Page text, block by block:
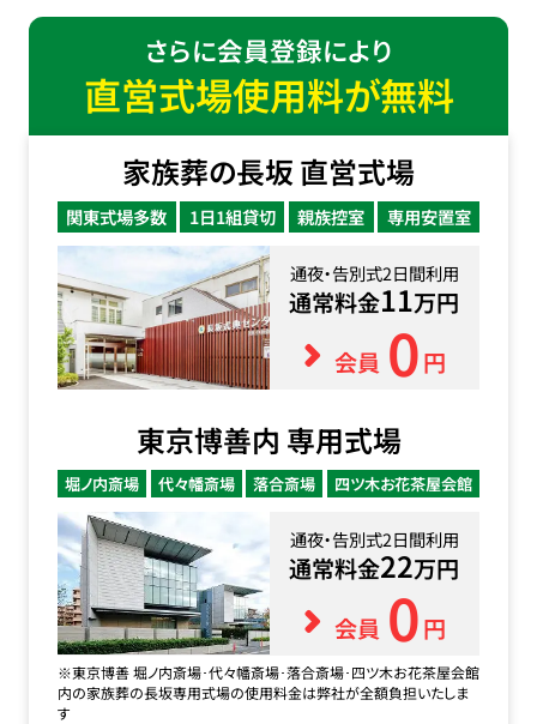
さらに会員登録により
直営式場使用料が無料
家族葬の長坂 直営式場
関東式場多数 1日1組貸切 親族控室 専用安置室
通夜・告別式2日間利用
通常料金11万円
会員 0円
東京博善内 専用式場
堀ノ内斎場 代々幡斎場 落合斎場 四ツ木お花茶屋会館
通夜・告別式2日間利用
通常料金22万円
会員 0円
※東京博善 堀ノ内斎場･代々幡斎場･落合斎場･四ツ木お花茶屋会館
内の家族葬の長坂専用式場の使用料金は弊社が全額負担いたしま
す